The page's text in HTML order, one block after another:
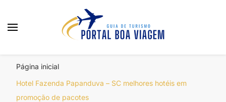
Página inicial
Hotel Fazenda Papanduva – SC melhores hotéis em
promoção de pacotes